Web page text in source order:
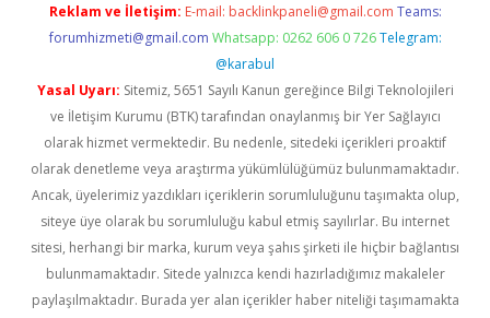
Reklam ve İletişim: E-mail: backlinkpaneli@gmail.com Teams:
forumhizmeti@gmail.com Whatsapp: 0262 606 0 726 Telegram:
@karabul
Yasal Uyarı: Sitemiz, 5651 Sayılı Kanun gereğince Bilgi Teknolojileri
ve İletişim Kurumu (BTK) tarafından onaylanmış bir Yer Sağlayıcı
olarak hizmet vermektedir. Bu nedenle, sitedeki içerikleri proaktif
olarak denetleme veya araştırma yükümlülüğümüz bulunmamaktadır.
Ancak, üyelerimiz yazdıkları içeriklerin sorumluluğunu taşımakta olup,
siteye üye olarak bu sorumluluğu kabul etmiş sayılırlar. Bu internet
sitesi, herhangi bir marka, kurum veya şahıs şirketi ile hiçbir bağlantısı
bulunmamaktadır. Sitede yalnızca kendi hazırladığımız makaleler
paylaşılmaktadır. Burada yer alan içerikler haber niteliği taşımamakta